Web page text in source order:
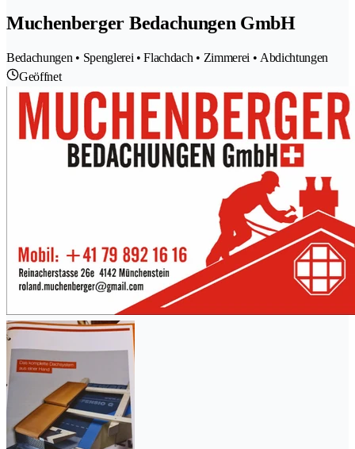
Muchenberger Bedachungen GmbH
Bedachungen • Spenglerei • Flachdach • Zimmerei • Abdichtungen
Geöffnet